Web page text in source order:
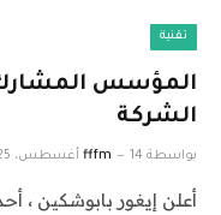
تقنية
الشركة
بواسطة fffm 14 أغسطس، 2025
أعلن إيغور بابوشكين